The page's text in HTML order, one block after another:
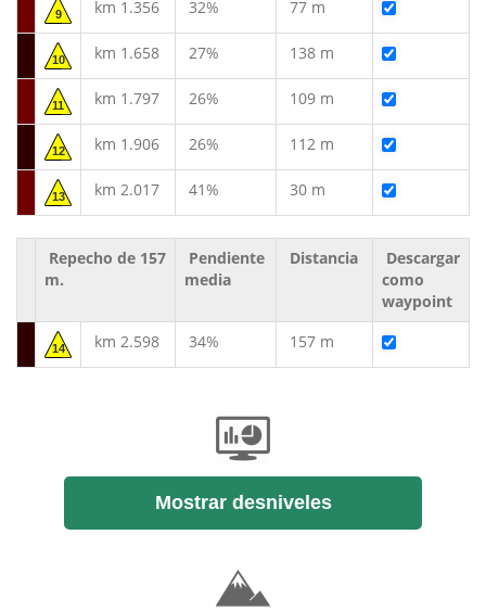
9 km 1.356 32% 77 m
10 km 1.658 27% 138 m
11 km 1.797 26% 109 m
12 km 1.906 26% 112 m
13 km 2.017 41% 30 m
Repecho de 157
m.
Pendiente
media
Distancia
Descargar
como
waypoint
14 km 2.598 34% 157 m
Mostrar desniveles